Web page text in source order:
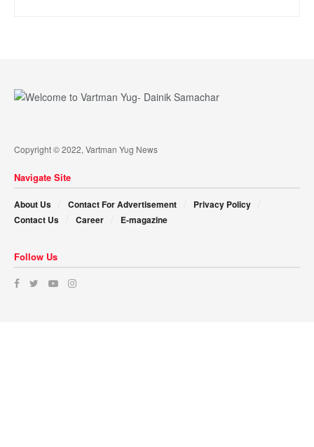
Copyright © 2022, Vartman Yug News
Navigate Site
About Us Contact For Advertisement
Privacy Policy
Contact Us
Career E-magazine
Follow Us